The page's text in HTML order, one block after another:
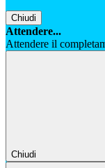
Chiudi
Attendere...
Attendere il
Chiudi